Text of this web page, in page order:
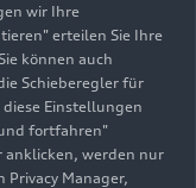
wir Ihre
erteilen Sie Ihre
können auch
Schieberegler für
Einstellungen
fortfahren"
anklicken, werden nur
Privacy Manager,